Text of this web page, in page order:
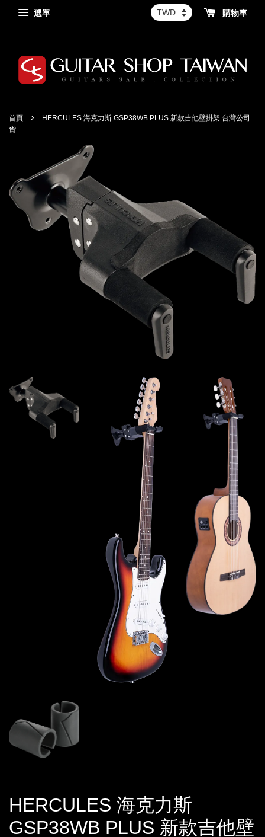
選單 購物車
首頁 ›
HERCULES 海克力斯 GSP38WB PLUS 新款吉他壁掛架 台灣公司
貨
HERCULES 海克力斯
GSP38WB PLUS 新款吉他壁